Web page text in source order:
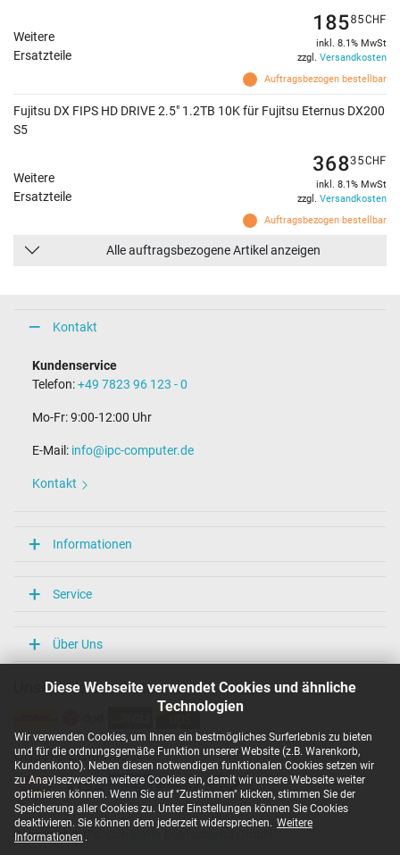
Diese Webseite verwendet Cookies und ähnliche
Technologien
Wir verwenden Cookies, um Ihnen ein bestmögliches Surferlebnis zu bieten
und für die ordnungsgemäße Funktion unserer Website (z.B. Warenkorb,
Kundenkonto). Neben diesen notwendigen funktionalen Cookies setzen wir
zu Anaylsezwecken weitere Cookies ein, damit wir unsere Webseite weiter
optimieren können. Wenn Sie auf "Zustimmen" klicken, stimmen Sie der
Speicherung aller Cookies zu. Unter Einstellungen können Sie Cookies
deaktivieren. Sie können dem jederzeit widersprechen. Weitere
Informationen .
Weitere
Ersatzteile
Auftragsbezogen bestellbar
18585CHF
inkl. 8.1% MwSt
zzgl. Versandkosten
Fujitsu DX FIPS HD DRIVE 2.5" 1.2TB 10K für Fujitsu Eternus DX200
S5
Weitere
Ersatzteile
Auftragsbezogen bestellbar
36835CHF
inkl. 8.1% MwSt
zzgl. Versandkosten
Alle auftragsbezogene Artikel anzeigen
Kontakt
Kundenservice
Telefon:+49 7823 96 123 - 0
Mo-Fr: 9:00-12:00 Uhr
E-Mail: info@ipc-computer.de
Kontakt
Informationen
Service
Über Uns
Unsere Versandarten
Unsere Zahlarten
Copyright ©